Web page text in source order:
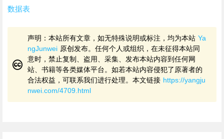
数据表
声明：本站所有文章，如无特殊说明或标注，均为本站 Ya
ngJunwei 原创发布。任何个人或组织，在未征得本站同
意时，禁止复制、盗用、采集、发布本站内容到任何网
站、书籍等各类媒体平台。如若本站内容侵犯了原著者的
合法权益，可联系我们进行处理。本文链接 https://yangju
nwei.com/4709.html